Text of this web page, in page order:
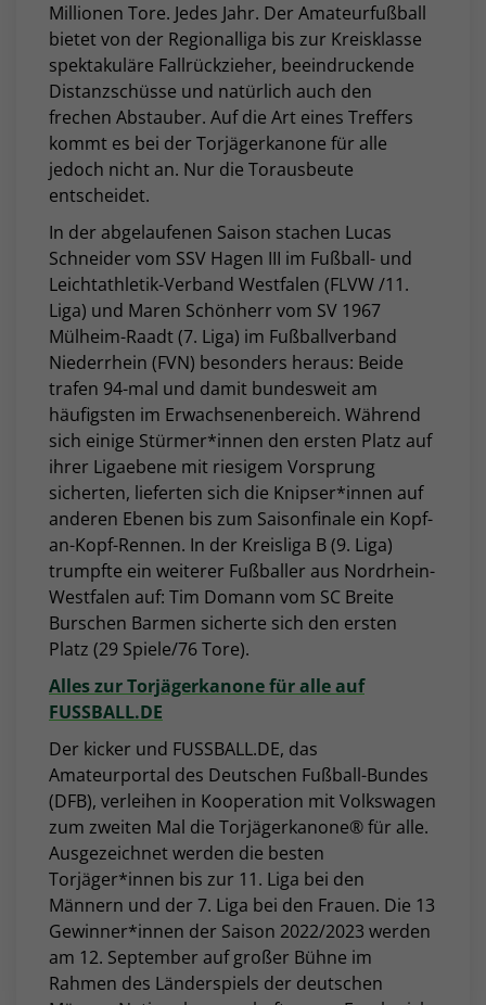
Millionen Tore. Jedes Jahr. Der Amateurfußball
bietet von der Regionalliga bis zur Kreisklasse
spektakuläre Fallrückzieher, beeindruckende
Distanzschüsse und natürlich auch den
frechen Abstauber. Auf die Art eines Treffers
kommt es bei der Torjägerkanone für alle
jedoch nicht an. Nur die Torausbeute
entscheidet.
In der abgelaufenen Saison stachen Lucas
Schneider vom SSV Hagen III im Fußball- und
Leichtathletik-Verband Westfalen (FLVW /11.
Liga) und Maren Schönherr vom SV 1967
Mülheim-Raadt (7. Liga) im Fußballverband
Niederrhein (FVN) besonders heraus: Beide
trafen 94-mal und damit bundesweit am
häufigsten im Erwachsenenbereich. Während
sich einige Stürmer*innen den ersten Platz auf
ihrer Ligaebene mit riesigem Vorsprung
sicherten, lieferten sich die Knipser*innen auf
anderen Ebenen bis zum Saisonfinale ein Kopf-
an-Kopf-Rennen. In der Kreisliga B (9. Liga)
trumpfte ein weiterer Fußballer aus Nordrhein-
Westfalen auf: Tim Domann vom SC Breite
Burschen Barmen sicherte sich den ersten
Platz (29 Spiele/76 Tore).
Alles zur Torjägerkanone für alle auf
FUSSBALL.DE
Der kicker und FUSSBALL.DE, das
Amateurportal des Deutschen Fußball-Bundes
(DFB), verleihen in Kooperation mit Volkswagen
zum zweiten Mal die Torjägerkanone® für alle.
Ausgezeichnet werden die besten
Torjäger*innen bis zur 11. Liga bei den
Männern und der 7. Liga bei den Frauen. Die 13
Gewinner*innen der Saison 2022/2023 werden
am 12. September auf großer Bühne im
Rahmen des Länderspiels der deutschen